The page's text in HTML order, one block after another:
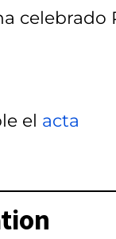
el acta